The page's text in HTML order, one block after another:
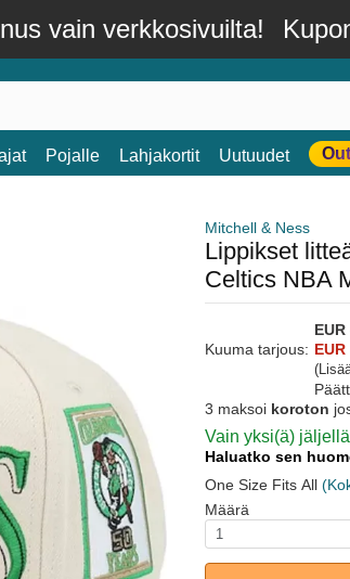
vain verkkosivuilta!
Pojalle Lahjakortit Uutuudet
Mitchell & Ness
Lippikset
Celtics NBA
EUR
Kuuma tarjous:
3 maksoi koroton
Vain yksi(ä)
Haluatko sen
One Size Fits All
Määrä